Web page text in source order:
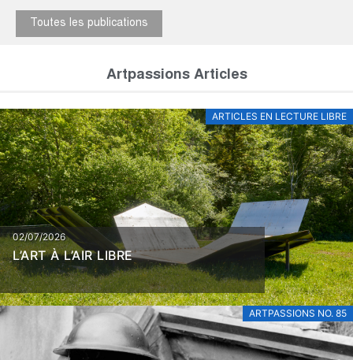
Toutes les publications
Artpassions Articles
ARTICLES EN LECTURE LIBRE
02/07/2026
L’ART À L’AIR LIBRE
ARTPASSIONS NO. 85